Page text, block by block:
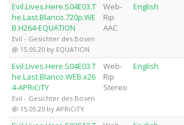
Evil.Lives.Here.S04E03.T
he.Last.Blanco.720p.WE
B.H264-EQUATION
Evil - Gesichter des Bösen
@ 15.05.20 by EQUATION
Web-
Rip
AAC
English
Evil.Lives.Here.S04E03.T
he.Last.Blanco.WEB.x26
4-APRiCiTY
Evil - Gesichter des Bösen
@ 15.05.20 by APRiCiTY
Web-
Rip
Stereo
English